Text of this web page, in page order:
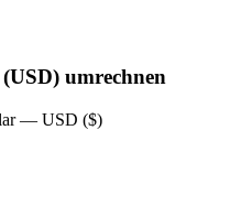
umrechnen
— USD ($)